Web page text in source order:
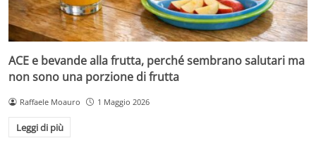
ACE e bevande alla frutta, perché sembrano salutari ma
non sono una porzione di frutta
Raffaele Moauro 1 Maggio 2026
Leggi di più